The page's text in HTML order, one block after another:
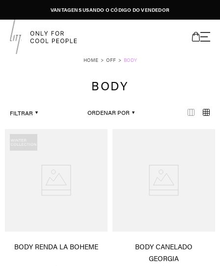
VANTAGENS USANDO O CÓDIGO DO VENDEDOR
OFF BODY
BODY
FILTRAR ORDENAR POR
BODY RENDA LA BOHEME
BODY CANELADO
GEORGIA